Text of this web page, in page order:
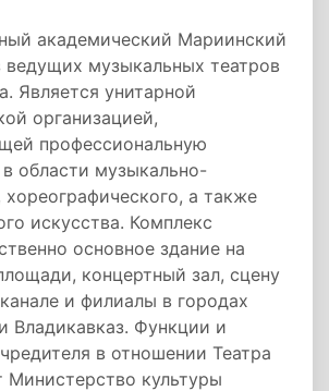
академический Мариинский
ведущих музыкальных театров
Является унитарной
организацией,
профессиональную
в области музыкально-
хореографического, а также
искусства. Комплекс
основное здание на
концертный зал, сцену
и филиалы в городах
Владикавказ. Функции и
в отношении Театра
Министерство культуры